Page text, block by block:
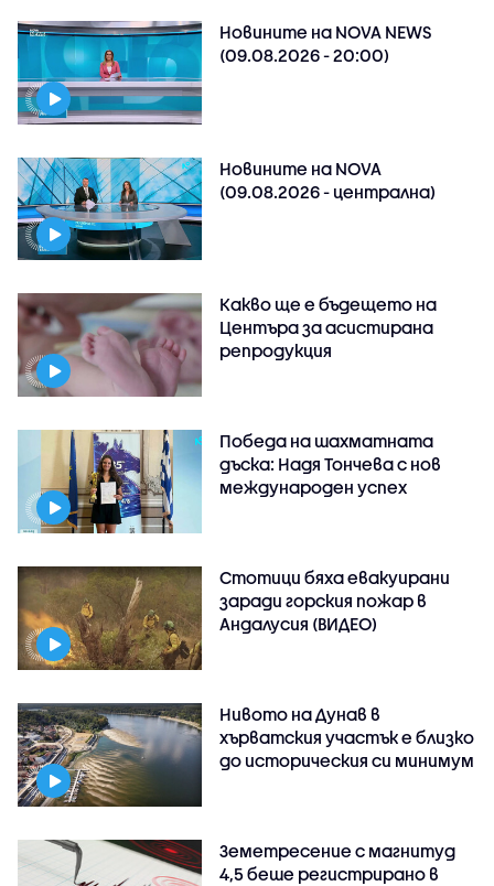
Новините на NOVA NEWS
(09.08.2026 - 20:00)
Новините на NOVA
(09.08.2026 - централна)
Какво ще е бъдещето на
Центъра за асистирана
репродукция
Победа на шахматната
дъска: Надя Тончева с нов
международен успех
Стотици бяха евакуирани
заради горския пожар в
Андалусия (ВИДЕО)
Нивото на Дунав в
хърватския участък е близко
до историческия си минимум
Земетресение с магнитуд
4,5 беше регистрирано в